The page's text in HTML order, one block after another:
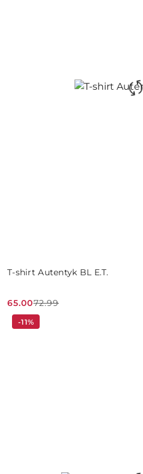
T-shirt Autentyk BL E.T.
Cena
promocyjna:
65.00
Cena
przed
72.99
-11%